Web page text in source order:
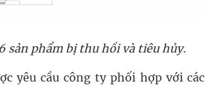
sản phẩm bị thu hồi và tiêu hủy.
yêu cầu công ty phối hợp với các